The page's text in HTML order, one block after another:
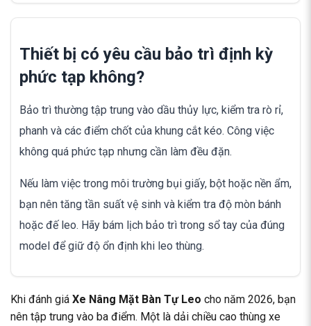
Thiết bị có yêu cầu bảo trì định kỳ
phức tạp không?
Bảo trì thường tập trung vào dầu thủy lực, kiểm tra rò rỉ,
phanh và các điểm chốt của khung cắt kéo. Công việc
không quá phức tạp nhưng cần làm đều đặn.
Nếu làm việc trong môi trường bụi giấy, bột hoặc nền ẩm,
bạn nên tăng tần suất vệ sinh và kiểm tra độ mòn bánh
hoặc đế leo. Hãy bám lịch bảo trì trong sổ tay của đúng
model để giữ độ ổn định khi leo thùng.
Khi đánh giá Xe Nâng Mặt Bàn Tự Leo cho năm 2026, bạn
nên tập trung vào ba điểm. Một là dải chiều cao thùng xe